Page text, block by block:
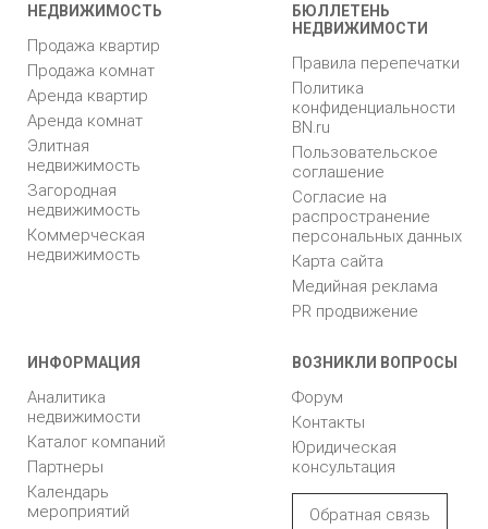
НЕДВИЖИМОСТЬ
Продажа квартир
Продажа комнат
Аренда квартир
Аренда комнат
Элитная
недвижимость
Загородная
недвижимость
Коммерческая
недвижимость
БЮЛЛЕТЕНЬ
НЕДВИЖИМОСТИ
Правила перепечатки
Политика
конфиденциальности
BN.ru
Пользовательское
соглашение
Согласие на
распространение
персональных данных
Карта сайта
Медийная реклама
PR продвижение
ИНФОРМАЦИЯ
Аналитика
недвижимости
Каталог компаний
Партнеры
Календарь
мероприятий
ВОЗНИКЛИ ВОПРОСЫ
Форум
Контакты
Юридическая
консультация
Обратная связь